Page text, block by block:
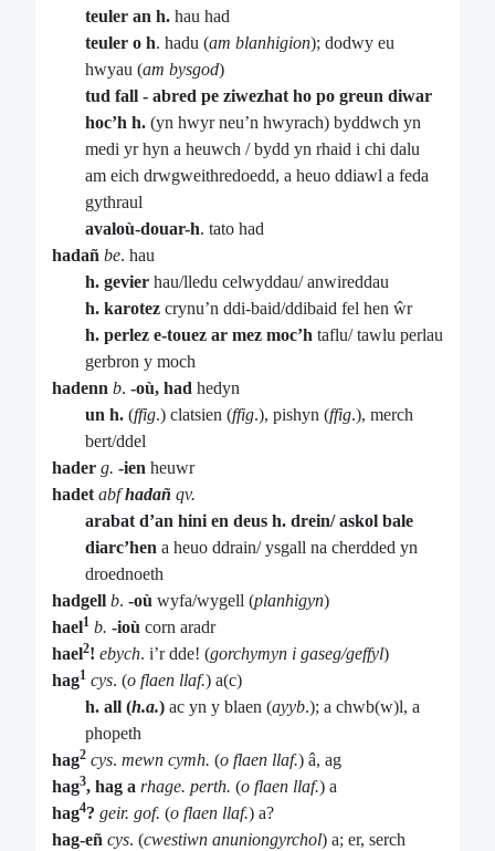
teuler an h. hau had
teuler o h. hadu (am blanhigion); dodwy eu
hwyau (am bysgod)
tud fall - abred pe ziwezhat ho po greun diwar
hoc’h h. (yn hwyr neu’n hwyrach) byddwch yn
medi yr hyn a heuwch / bydd yn rhaid i chi dalu
am eich drwgweithredoedd, a heuo ddiawl a feda
gythraul
avaloù-douar-h. tato had
hadañ be. hau
h. gevier hau/lledu celwyddau/ anwireddau
h. karotez crynu’n ddi-baid/ddibaid fel hen ŵr
h. perlez e-touez ar mez moc’h taflu/ tawlu perlau
gerbron y moch
hadenn b. -où, had hedyn
un h. (ffig.) clatsien (ffig.), pishyn (ffig.), merch
bert/ddel
hader g. -ien heuwr
hadet abf hadañ qv.
arabat d’an hini en deus h. drein/ askol bale
diarc’hen a heuo ddrain/ ysgall na cherdded yn
droednoeth
hadgell b. -où wyfa/wygell (planhigyn)
hael1 b. -ioù corn aradr
hael2! ebych. i’r dde! (gorchymyn i gaseg/geffyl)
hag1 cys. (o flaen llaf.) a(c)
h. all (h.a.) ac yn y blaen (ayyb.); a chwb(w)l, a
phopeth
hag2 cys. mewn cymh. (o flaen llaf.) â, ag
hag3, hag a rhage. perth. (o flaen llaf.) a
hag4? geir. gof. (o flaen llaf.) a?
hag-eñ cys. (cwestiwn anuniongyrchol) a; er, serch